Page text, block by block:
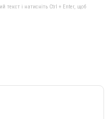
текст і натисніть Ctrl + Enter, щоб